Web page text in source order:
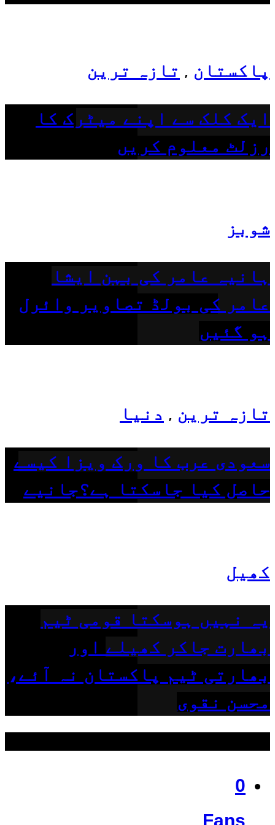
پاکستان , تازہ ترین
ایک کلک سے اپنے میٹرک کا
رزلٹ معلوم کریں
شوبز
ہانیہ عامر کی بہن ایشا
عامر کی بولڈ تصاویر وائرل
ہو گئیں
تازہ ترین , دنیا
سعودی عرب کا ورک ویزا کیسے
حاصل کیا جاسکتا ہے؟جانیے
کھیل
یہ نہیں ہوسکتا قومی ٹیم
بھارت جاکر کھیلے اور
بھارتی ٹیم پاکستان نہ آئے،
محسن نقوی
0
Fans